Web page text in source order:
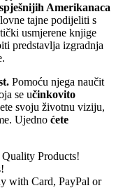
Amerikanaca
tajne podijeliti s
usmjerene knjige
predstavlja izgradnja
Pomoću njega naučit
se učinkovito
svoju životnu viziju,
Ujedno ćete
Products!
with Card, PayPal or